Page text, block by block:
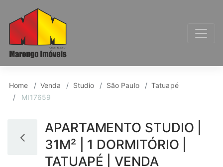
Studio para Venda,
Home Venda Studio São Paulo
Tatuapé
MI17659
APARTAMENTO STUDIO |
31M² | 1 DORMITÓRIO |
TATUAPÉ | VENDA